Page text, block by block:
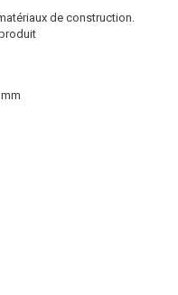
de construction.